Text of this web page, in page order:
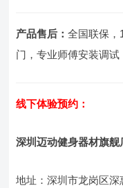
产品售后：全国联保，
门，专业师傅安装调试
线下体验预约：
深圳迈动健身器材旗舰
地址：深圳市龙岗区深